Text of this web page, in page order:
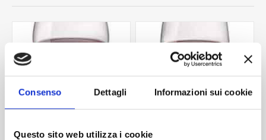
Consenso Dettagli Informazioni sui cookie
Questo sito web utilizza i cookie